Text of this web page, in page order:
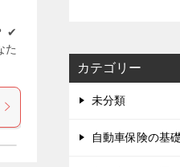
✔
た
カテゴリー
未分類
自動車保険の基